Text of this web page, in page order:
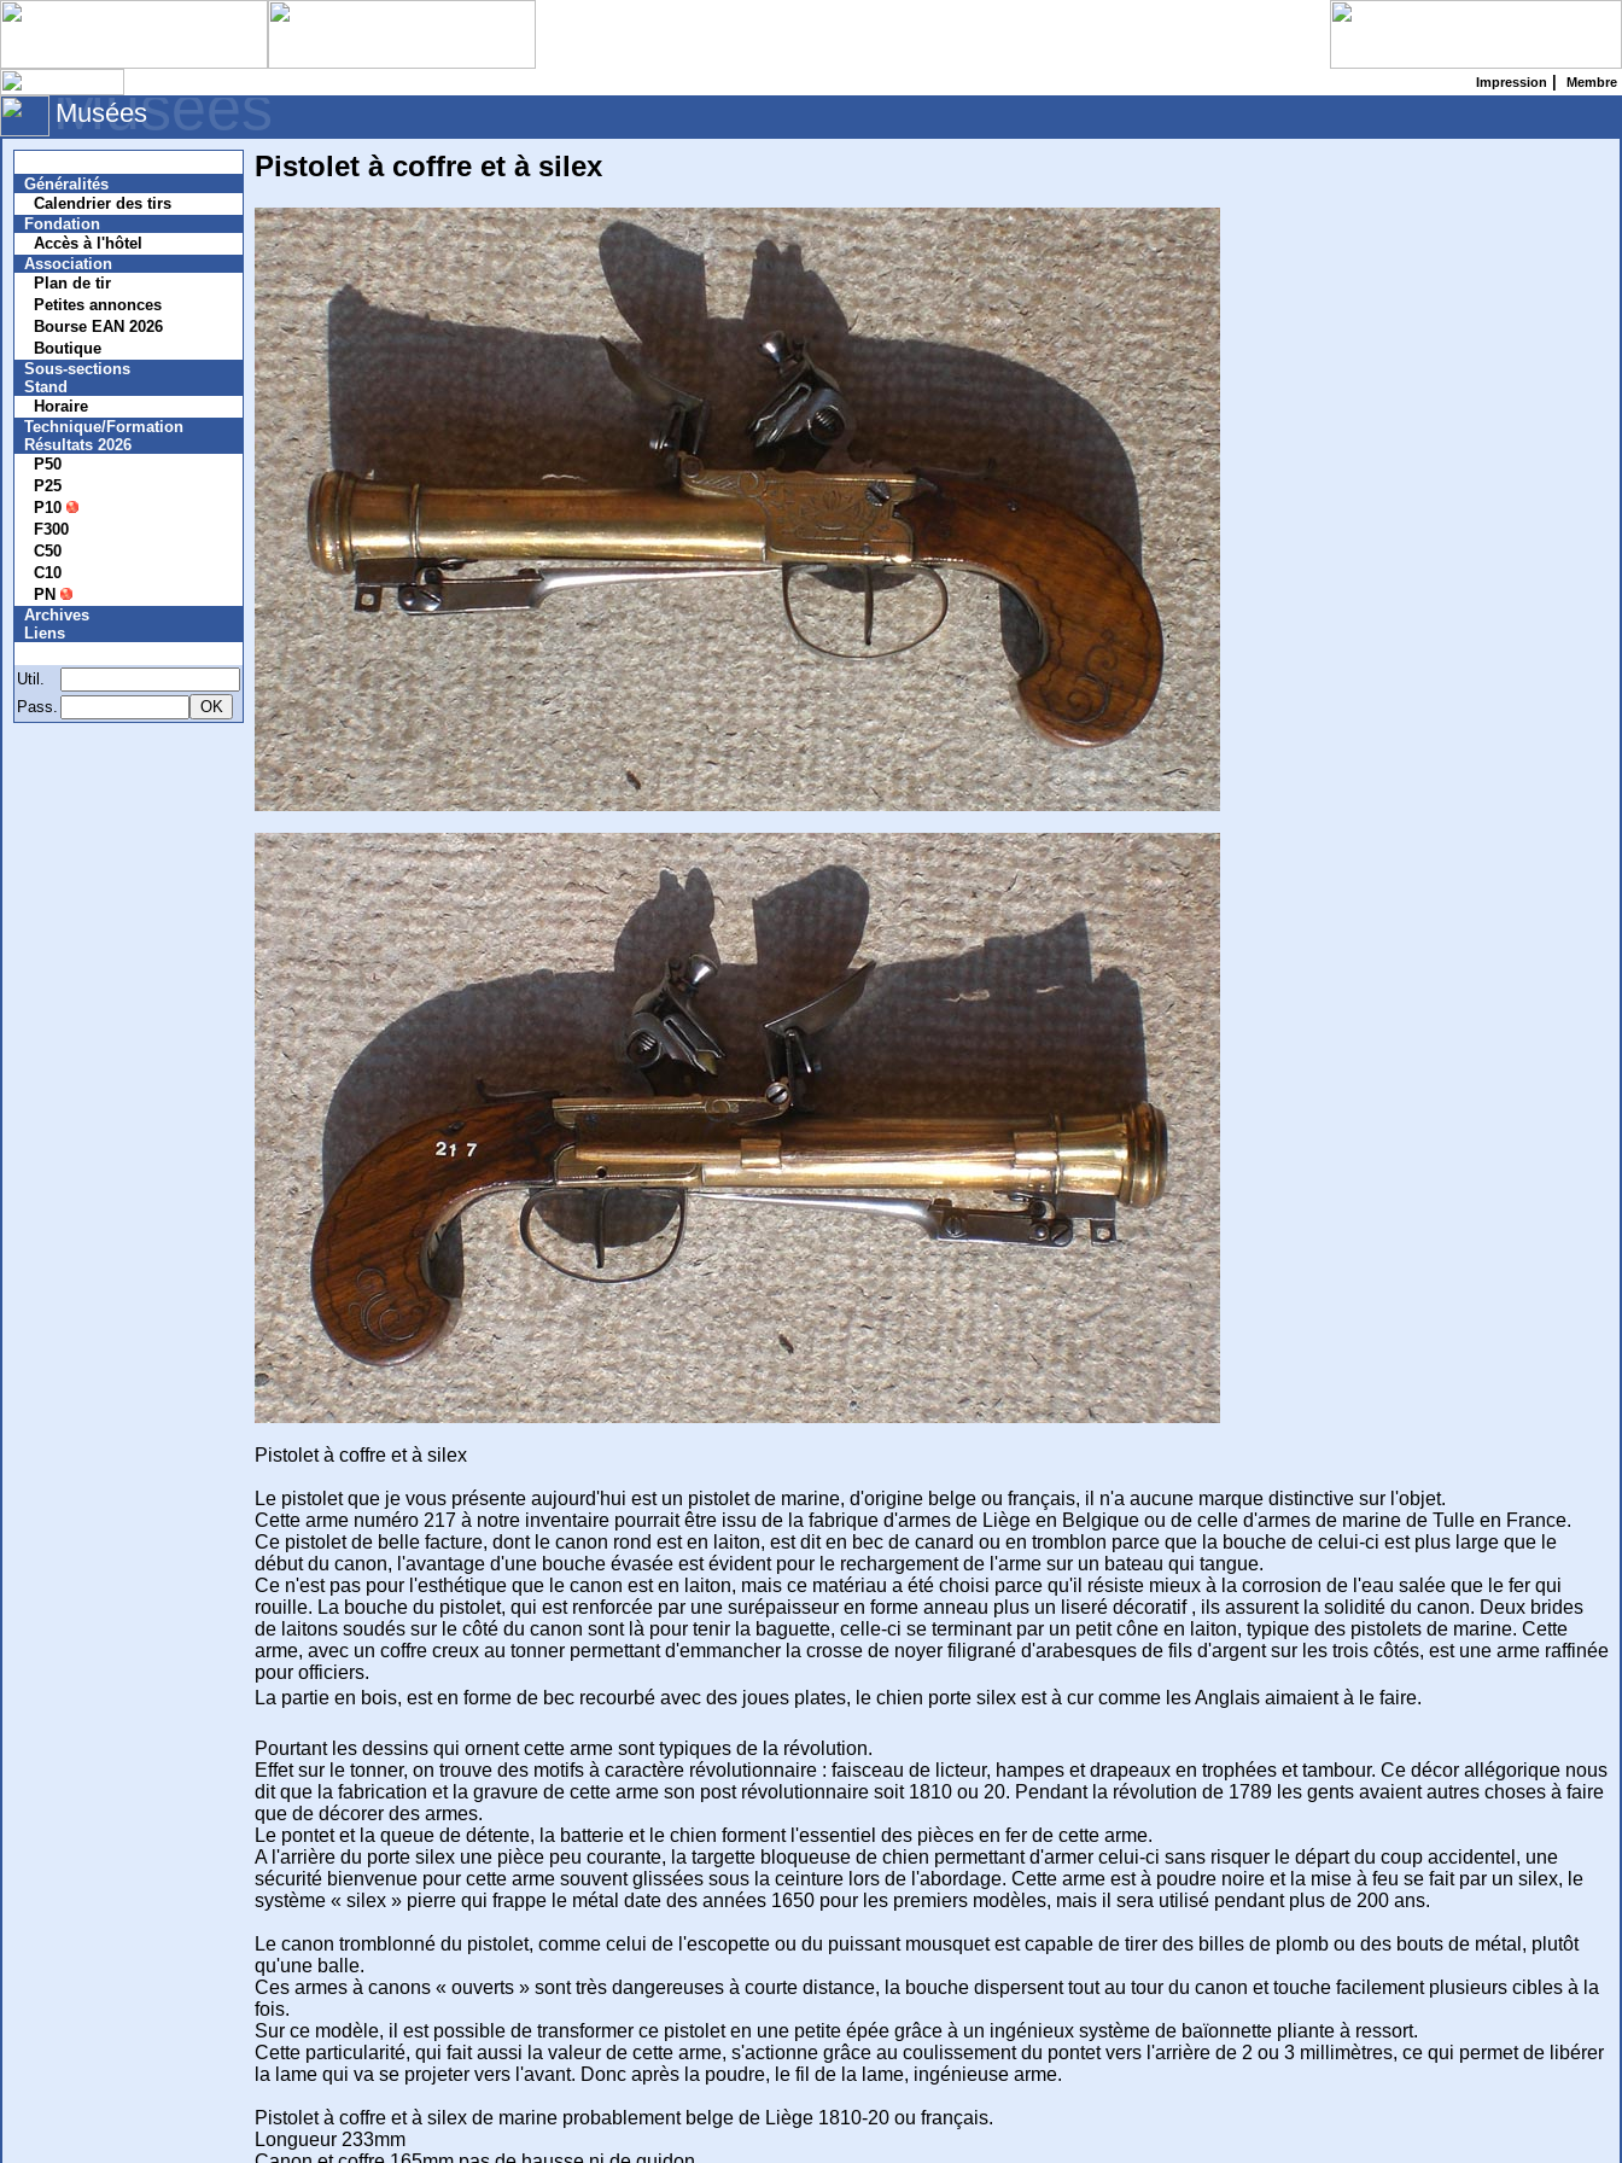
Impression Membre
Musées
Musées
Généralités
Calendrier des tirs
Fondation
Accès à l'hôtel
Association
Plan de tir
Petites annonces
Bourse EAN 2026
Boutique
Sous-sections
Stand
Horaire
Technique/Formation
Résultats 2026
P50
P25
P10
F300
C50
C10
PN
Archives
Liens
Util.
Pass.
Pistolet à coffre et à silex
Pistolet à coffre et à silex
Le pistolet que je vous présente aujourd'hui est un pistolet de marine, d'origine belge ou français, il n'a aucune marque distinctive sur l'objet.
Cette arme numéro 217 à notre inventaire pourrait être issu de la fabrique d'armes de Liège en Belgique ou de celle d'armes de marine de Tulle en France.
Ce pistolet de belle facture, dont le canon rond est en laiton, est dit en bec de canard ou en tromblon parce que la bouche de celui-ci est plus large que le
début du canon, l'avantage d'une bouche évasée est évident pour le rechargement de l'arme sur un bateau qui tangue.
Ce n'est pas pour l'esthétique que le canon est en laiton, mais ce matériau a été choisi parce qu'il résiste mieux à la corrosion de l'eau salée que le fer qui
rouille. La bouche du pistolet, qui est renforcée par une surépaisseur en forme anneau plus un liseré décoratif , ils assurent la solidité du canon. Deux brides
de laitons soudés sur le côté du canon sont là pour tenir la baguette, celle-ci se terminant par un petit cône en laiton, typique des pistolets de marine. Cette
arme, avec un coffre creux au tonner permettant d'emmancher la crosse de noyer filigrané d'arabesques de fils d'argent sur les trois côtés, est une arme raffinée
pour officiers.
La partie en bois, est en forme de bec recourbé avec des joues plates, le chien porte silex est à cur comme les Anglais aimaient à le faire.
Pourtant les dessins qui ornent cette arme sont typiques de la révolution.
Effet sur le tonner, on trouve des motifs à caractère révolutionnaire : faisceau de licteur, hampes et drapeaux en trophées et tambour. Ce décor allégorique nous
dit que la fabrication et la gravure de cette arme son post révolutionnaire soit 1810 ou 20. Pendant la révolution de 1789 les gents avaient autres choses à faire
que de décorer des armes.
Le pontet et la queue de détente, la batterie et le chien forment l'essentiel des pièces en fer de cette arme.
A l'arrière du porte silex une pièce peu courante, la targette bloqueuse de chien permettant d'armer celui-ci sans risquer le départ du coup accidentel, une
sécurité bienvenue pour cette arme souvent glissées sous la ceinture lors de l'abordage. Cette arme est à poudre noire et la mise à feu se fait par un silex, le
système « silex » pierre qui frappe le métal date des années 1650 pour les premiers modèles, mais il sera utilisé pendant plus de 200 ans.
Le canon tromblonné du pistolet, comme celui de l'escopette ou du puissant mousquet est capable de tirer des billes de plomb ou des bouts de métal, plutôt
qu'une balle.
Ces armes à canons « ouverts » sont très dangereuses à courte distance, la bouche dispersent tout au tour du canon et touche facilement plusieurs cibles à la
fois.
Sur ce modèle, il est possible de transformer ce pistolet en une petite épée grâce à un ingénieux système de baïonnette pliante à ressort.
Cette particularité, qui fait aussi la valeur de cette arme, s'actionne grâce au coulissement du pontet vers l'arrière de 2 ou 3 millimètres, ce qui permet de libérer
la lame qui va se projeter vers l'avant. Donc après la poudre, le fil de la lame, ingénieuse arme.
Pistolet à coffre et à silex de marine probablement belge de Liège 1810-20 ou français.
Longueur 233mm